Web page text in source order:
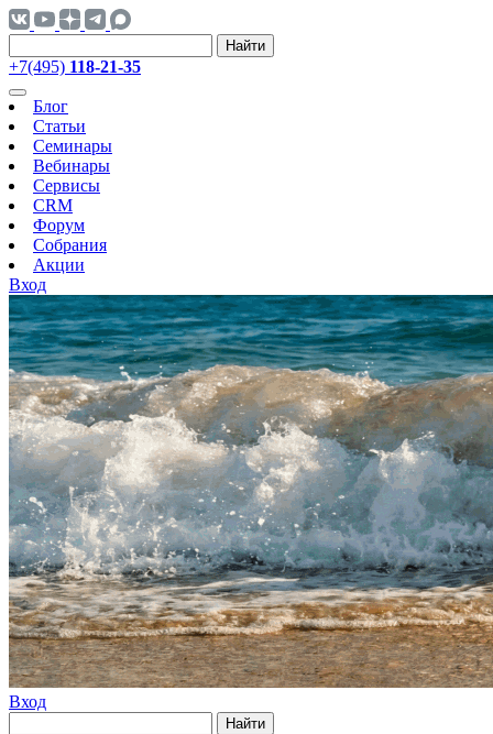
Найти
+7(495) 118-21-35
Блог
Статьи
Семинары
Вебинары
Сервисы
CRM
Форум
Собрания
Акции
Вход
Вход
Найти